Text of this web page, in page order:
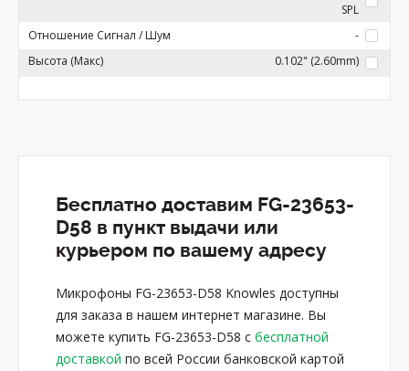
SPL
Отношение Сигнал / Шум
-
Высота (Макс)
0.102" (2.60mm)
Бесплатно доставим FG-23653-
D58 в пункт выдачи или
курьером по вашему адресу
Микрофоны FG-23653-D58 Knowles доступны
для заказа в нашем интернет магазине. Вы
можете купить FG-23653-D58 с бесплатной
доставкой по всей России банковской картой